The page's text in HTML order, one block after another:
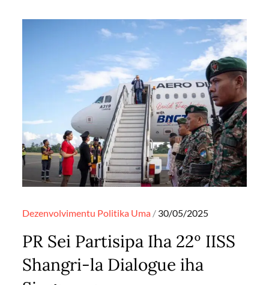
Dezenvolvimentu Politika Uma Posted
30/05/2025
PR Sei Partisipa Iha 22º IISS
Shangri-la Dialogue iha